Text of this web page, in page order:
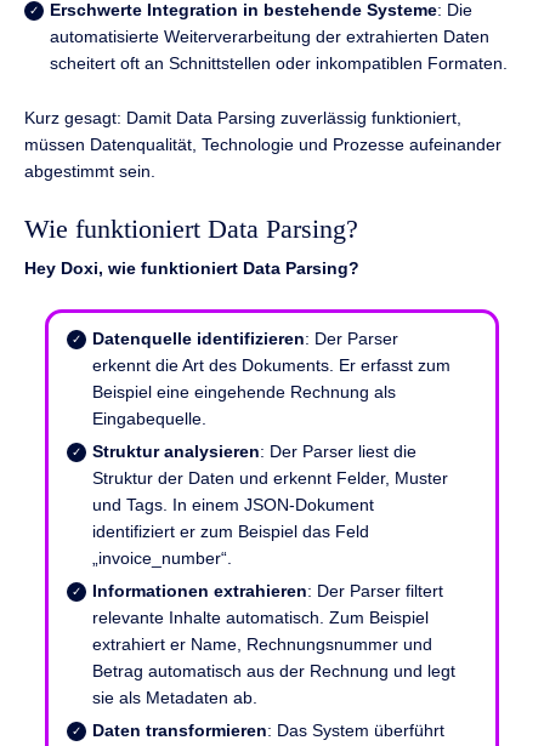
Erschwerte Integration in bestehende Systeme: Die
automatisierte Weiterverarbeitung der extrahierten Daten
scheitert oft an Schnittstellen oder inkompatiblen Formaten.
Kurz gesagt: Damit Data Parsing zuverlässig funktioniert,
müssen Datenqualität, Technologie und Prozesse aufeinander
abgestimmt sein.
Wie funktioniert Data Parsing?
Hey Doxi, wie funktioniert Data Parsing?
Datenquelle identifizieren: Der Parser
erkennt die Art des Dokuments. Er erfasst zum
Beispiel eine eingehende Rechnung als
Eingabequelle.
Struktur analysieren: Der Parser liest die
Struktur der Daten und erkennt Felder, Muster
und Tags. In einem JSON-Dokument
identifiziert er zum Beispiel das Feld
„invoice_number“.
Informationen extrahieren: Der Parser filtert
relevante Inhalte automatisch. Zum Beispiel
extrahiert er Name, Rechnungsnummer und
Betrag automatisch aus der Rechnung und legt
sie als Metadaten ab.
Daten transformieren: Das System überführt